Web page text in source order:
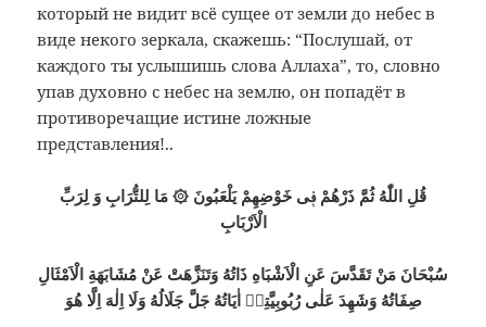
который не видит всё сущее от земли до небес в
виде некого зеркала, скажешь: “Послушай, от
каждого ты услышишь слова Аллаха”, то, словно
упав духовно с небес на землю, он попадёт в
противоречащие истине ложные
представления!..
قُلِ اللّٰهُ ثُمَّ ذَرْهُمْ فٖى خَوْضِهِمْ يَلْعَبُونَ ۞ مَا لِلتُّرَابِ وَ لِرَبِّ
الْاَرْبَابِ
سُبْحَانَ مَنْ تَقَدَّسَ عَنِ الْاَشْبَاهِ ذَاتُهُ وَتَنَزَّهَتْ عَنْ مُشَابَهَةِ الْاَمْثَالِ
صِفَاتُهُ وَشَهِدَ عَلٰى رُبُوبِيَّتِهٖ اٰيَاتُهُ جَلَّ جَلَالُهُ وَلَا اِلٰهَ اِلَّا هُوَ